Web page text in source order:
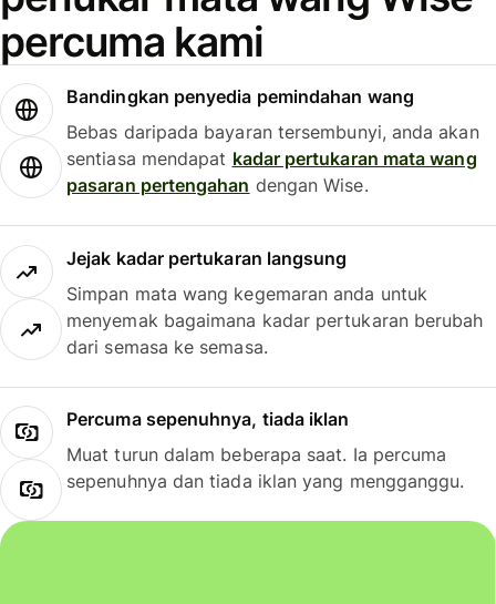
percuma kami
Bandingkan penyedia pemindahan wang
Bebas daripada bayaran tersembunyi, anda akan
sentiasa mendapat kadar pertukaran mata wang
pasaran pertengahan dengan Wise.
Jejak kadar pertukaran langsung
Simpan mata wang kegemaran anda untuk
menyemak bagaimana kadar pertukaran berubah
dari semasa ke semasa.
Percuma sepenuhnya, tiada iklan
Muat turun dalam beberapa saat. Ia percuma
sepenuhnya dan tiada iklan yang mengganggu.